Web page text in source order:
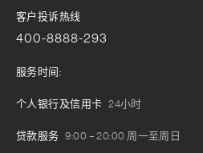
客户投诉热线
400-8888-293
服务时间:
个人银行及信用卡 24小时
贷款服务 9:00 – 20:00 周一至周日